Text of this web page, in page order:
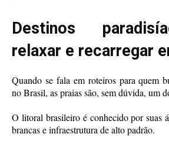
Destinos
relaxar e recarregar
Quando se fala em roteiros para quem
no Brasil, as praias são, sem dúvida, um
O litoral brasileiro é conhecido por suas
brancas e infraestrutura de alto padrão.